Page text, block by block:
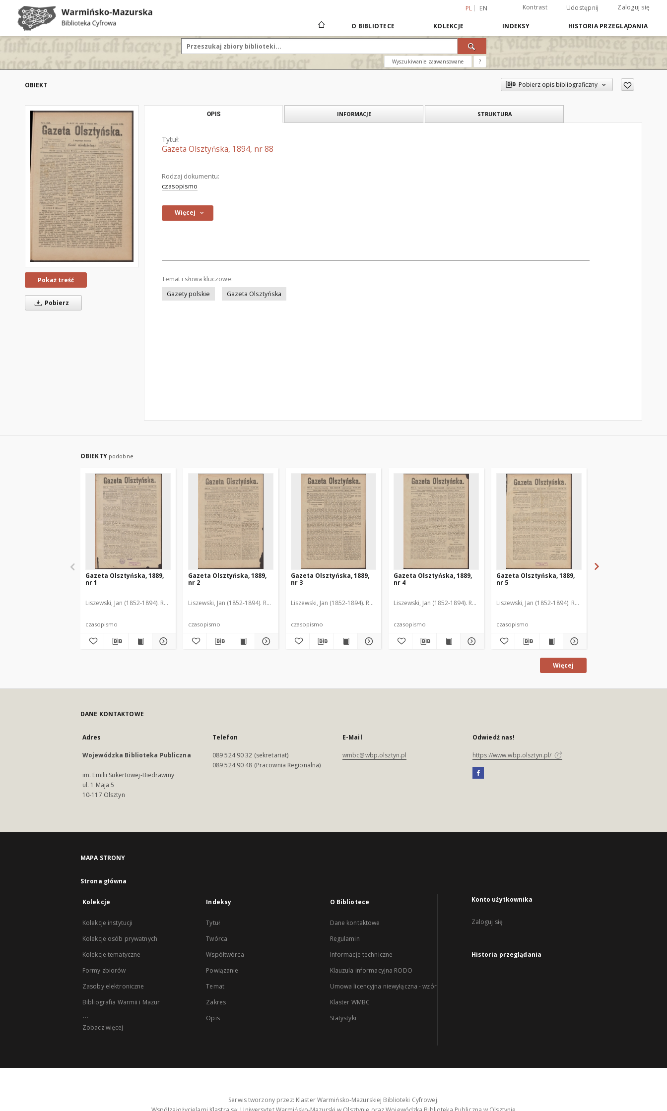
PL EN Kontrast Udostępnij Zaloguj się
O BIBLIOTECE KOLEKCJE INDEKSY HISTORIA PRZEGLĄDANIA
Wyszukiwanie zaawansowane ?
OBIEKT Pobierz opis bibliograficzny
Pokaż treść
Pobierz
OPIS INFORMACJE STRUKTURA
Tytuł:
Gazeta Olsztyńska, 1894, nr 88
Rodzaj dokumentu:
czasopismo
Więcej
Temat i słowa kluczowe:
Gazety polskie
Gazeta Olsztyńska
OBIEKTY podobne
Gazeta Olsztyńska, 1889,
nr 1
Liszewski, Jan (1852-1894). Red.
czasopismo
Gazeta Olsztyńska, 1889,
nr 2
Liszewski, Jan (1852-1894). Red.
czasopismo
Gazeta Olsztyńska, 1889,
nr 3
Liszewski, Jan (1852-1894). Red.
czasopismo
Gazeta Olsztyńska, 1889,
nr 4
Liszewski, Jan (1852-1894). Red.
czasopismo
Gazeta Olsztyńska, 1889,
nr 5
Liszewski, Jan (1852-1894). Red.
czasopismo
Więcej
DANE KONTAKTOWE
Adres
Wojewódzka Biblioteka Publiczna
im. Emilii Sukertowej-Biedrawiny
ul. 1 Maja 5
10-117 Olsztyn
Telefon
089 524 90 32 (sekretariat)
089 524 90 48 (Pracownia Regionalna)
E-Mail
wmbc@wbp.olsztyn.pl
Odwiedź nas!
https://www.wbp.olsztyn.pl/
MAPA STRONY
Strona główna
Kolekcje
Kolekcje instytucji
Kolekcje osób prywatnych
Kolekcje tematyczne
Formy zbiorów
Zasoby elektroniczne
Bibliografia Warmii i Mazur
...
Zobacz więcej
Indeksy
Tytuł
Twórca
Współtwórca
Powiązanie
Temat
Zakres
Opis
O Bibliotece
Dane kontaktowe
Regulamin
Informacje techniczne
Klauzula informacyjna RODO
Umowa licencyjna niewyłączna - wzór
Klaster WMBC
Statystyki
Konto użytkownika
Zaloguj się
Historia przeglądania
Serwis tworzony przez: Klaster Warmińsko-Mazurskiej Biblioteki Cyfrowej.